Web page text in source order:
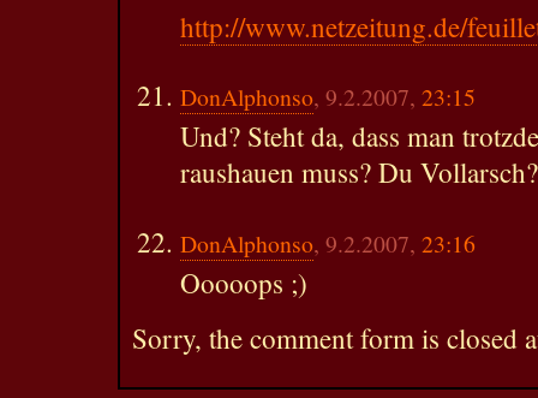
http://www.netzeitung.de/
DonAlphonso, 9.2.2007, 23:15
Und? Steht da, dass man
raushauen muss? Du Vollarsch?
DonAlphonso, 9.2.2007, 23:16
Ooooops ;)
Sorry, the comment form is closed